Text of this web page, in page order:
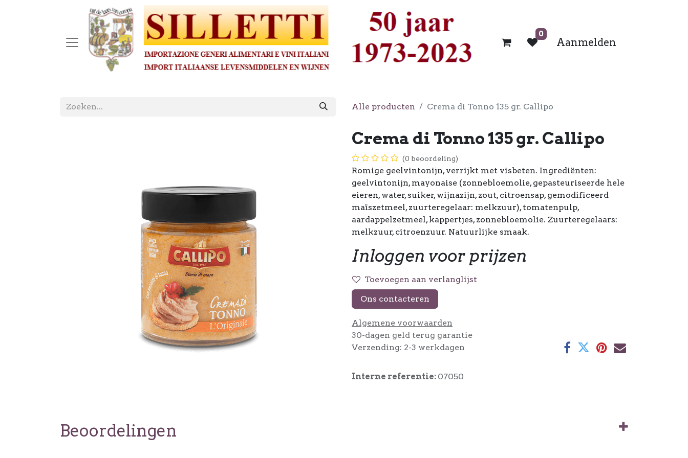
0
Aanmelden
Alle producten Crema di Tonno 135 gr. Callipo
Crema di Tonno 135 gr. Callipo
(0 beoordeling)
Romige geelvintonijn, verrijkt met visbeten. Ingrediënten:
geelvintonijn, mayonaise (zonnebloemolie, gepasteuriseerde hele
eieren, water, suiker, wijnazijn, zout, citroensap, gemodificeerd
maïszetmeel, zuurteregelaar: melkzuur), tomatenpulp,
aardappelzetmeel, kappertjes, zonnebloemolie. Zuurteregelaars:
melkzuur, citroenzuur. Natuurlijke smaak.
Inloggen voor prijzen
Toevoegen aan verlanglijst
Ons contacteren
Algemene voorwaarden
30-dagen geld terug garantie
Verzending: 2-3 werkdagen
Interne referentie: 07050
Beoordelingen